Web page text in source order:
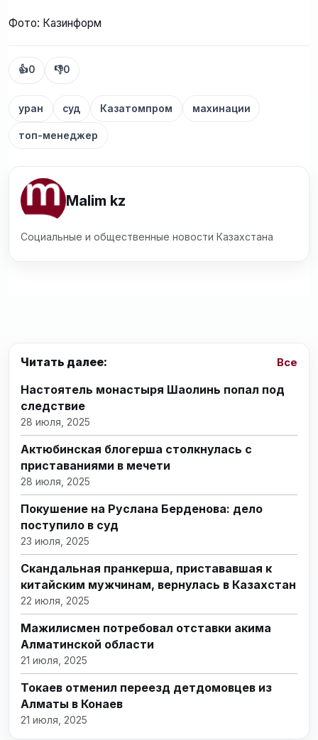
Фото: Казинформ
👍0 👎0
уран суд Казатомпром махинации
топ-менеджер
Malim kz
Социальные и общественные новости Казахстана
Читать далее: Все
Настоятель монастыря Шаолинь попал под
следствие
28 июля, 2025
Актюбинская блогерша столкнулась с
приставаниями в мечети
28 июля, 2025
Покушение на Руслана Берденова: дело
поступило в суд
23 июля, 2025
Скандальная пранкерша, пристававшая к
китайским мужчинам, вернулась в Казахстан
22 июля, 2025
Мажилисмен потребовал отставки акима
Алматинской области
21 июля, 2025
Токаев отменил переезд детдомовцев из
Алматы в Конаев
21 июля, 2025